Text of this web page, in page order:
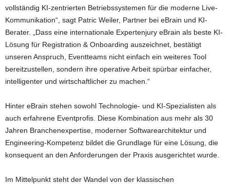
vollständig KI-zentrierten Betriebssystemen für die moderne Live-
Kommunikation“, sagt Patric Weiler, Partner bei eBrain und KI-
Berater. „Dass eine internationale Expertenjury eBrain als beste KI-
Lösung für Registration & Onboarding auszeichnet, bestätigt
unseren Anspruch, Eventteams nicht einfach ein weiteres Tool
bereitzustellen, sondern ihre operative Arbeit spürbar einfacher,
intelligenter und wirtschaftlicher zu machen.“
Hinter eBrain stehen sowohl Technologie- und KI-Spezialisten als
auch erfahrene Eventprofis. Diese Kombination aus mehr als 30
Jahren Branchenexpertise, moderner Softwarearchitektur und
Engineering-Kompetenz bildet die Grundlage für eine Lösung, die
konsequent an den Anforderungen der Praxis ausgerichtet wurde.
Im Mittelpunkt steht der Wandel von der klassischen